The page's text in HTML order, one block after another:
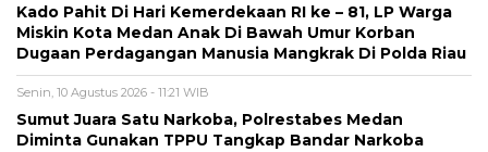
Kado Pahit Di Hari Kemerdekaan RI ke – 81, LP Warga
Miskin Kota Medan Anak Di Bawah Umur Korban
Dugaan Perdagangan Manusia Mangkrak Di Polda Riau
Senin, 10 Agustus 2026 - 11:21 WIB
Sumut Juara Satu Narkoba, Polrestabes Medan
Diminta Gunakan TPPU Tangkap Bandar Narkoba